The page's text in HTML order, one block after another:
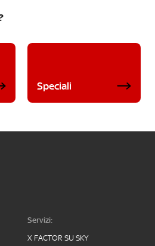
Speciali
Servizi:
X FACTOR SU SKY